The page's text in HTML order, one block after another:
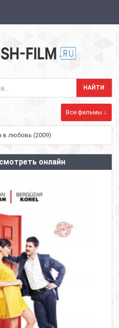
Все фильмы ↓
в любовь (2009)
онлайн